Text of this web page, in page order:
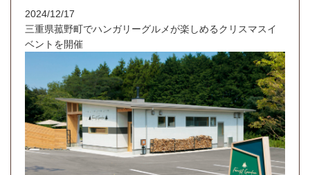
2024/12/17
三重県菰野町でハンガリーグルメが楽しめるクリスマスイ
ベントを開催